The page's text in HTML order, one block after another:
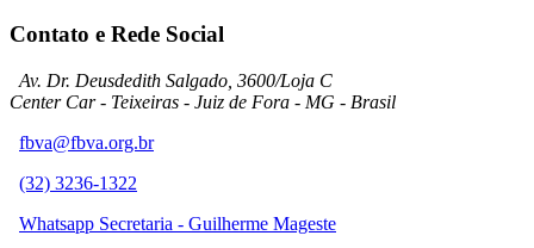
Contato e Rede Social
Av. Dr. Deusdedith Salgado, 3600/Loja C
Center Car - Teixeiras - Juiz de Fora - MG - Brasil
fbva@fbva.org.br
(32) 3236-1322
Whatsapp Secretaria - Guilherme Mageste